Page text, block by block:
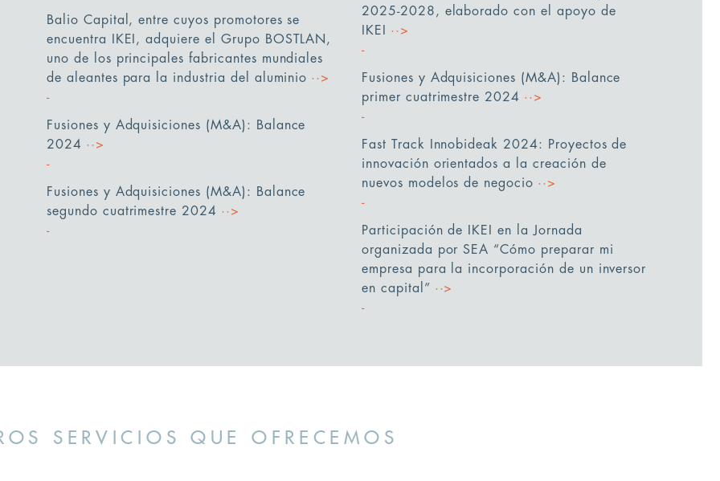
Balio Capital, entre cuyos promotores se
encuentra IKEI, adquiere el Grupo BOSTLAN,
uno de los principales fabricantes mundiales
de aleantes para la industria del aluminio ··>
Fusiones y Adquisiciones (M&A): Balance
2024 ··>
Fusiones y Adquisiciones (M&A): Balance
segundo cuatrimestre 2024 ··>
2025-2028, elaborado con el apoyo de
IKEI
··>
Fusiones y Adquisiciones (M&A): Balance
primer cuatrimestre 2024 ··>
Fast Track Innobideak 2024: Proyectos de
innovación orientados a la creación de
nuevos modelos de negocio ··>
Participación de IKEI en la Jornada
organizada por SEA “Cómo preparar mi
empresa para la incorporación de un inversor
en capital” ··>
SERVICIOS QUE OFRECEMOS